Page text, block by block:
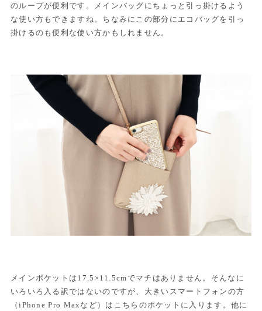
のループが便利です。メインバッグにちょっと引っ掛けるよう
な使い方もできますね。ちなみにこの部分にエコバッグを引っ
掛けるのも便利な使い方かもしれません。
メインポケットは17.5×11.5cmでマチはありません。そんなに
いろいろ入る訳ではないのですが、大きいスマートフォンの方
（iPhone Pro Maxなど）はこちらのポケットに入ります。他に